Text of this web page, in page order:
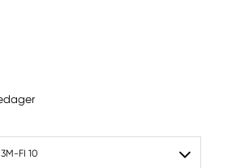
FI 10